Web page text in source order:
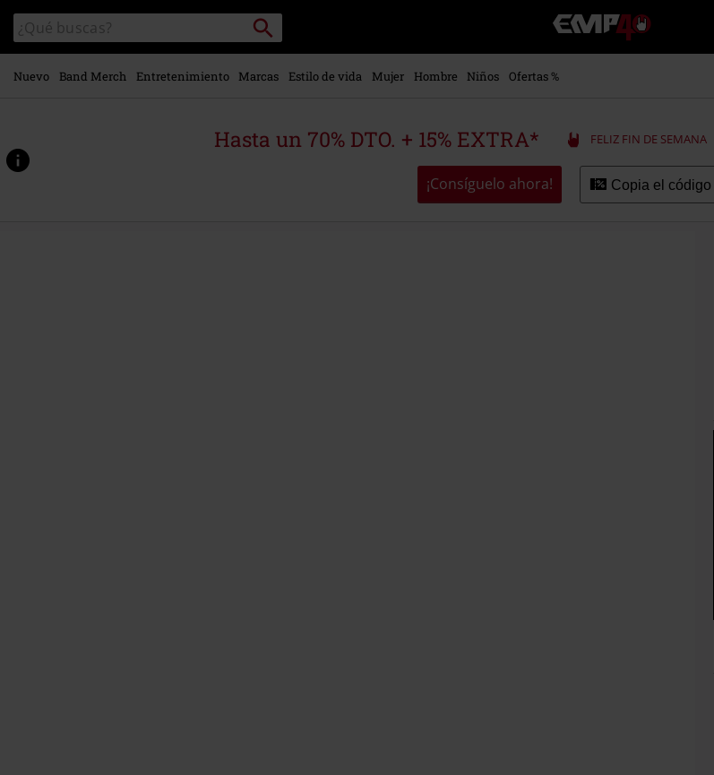
contenido
principal
Buscar
en
el
catálogo
Buscar
EMP
-
Música,
Merch
Ropa
Alternativa
Nuevo Band Merch Entretenimiento Marcas Estilo de vida Mujer Hombre Niños Ofertas %
Hasta un 70% DTO. + 15% EXTRA* FELIZ FIN DE SEMANA
¡Consíguelo ahora! Copia el código